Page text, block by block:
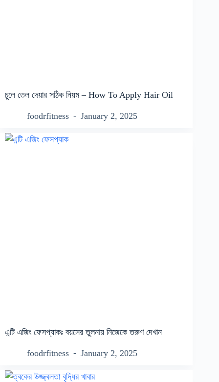
চুলে তেল দেয়ার সঠিক নিয়ম – How To Apply Hair Oil
foodrfitness January 2, 2025
এন্টি এজিং ফেসপ্যাকঃ বয়সের তুলনায় নিজেকে তরুণ দেখান
foodrfitness January 2, 2025